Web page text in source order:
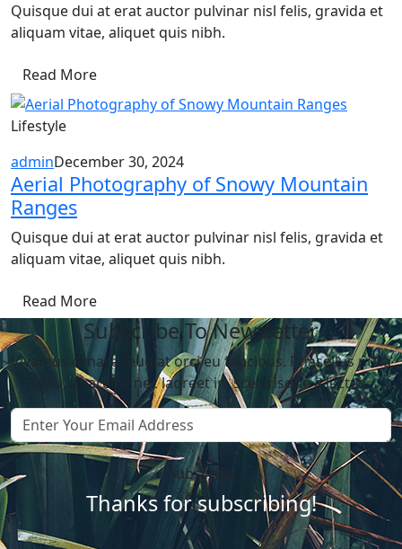
Quisque dui at erat auctor pulvinar nisl felis, gravida et
aliquam vitae, aliquet quis nibh.
Read More
Lifestyle
adminDecember 30, 2024
Aerial Photography of Snowy Mountain
Ranges
Quisque dui at erat auctor pulvinar nisl felis, gravida et
aliquam vitae, aliquet quis nibh.
Read More
Subscribe To Newsletter
Vivamus ornare feugiat orci eu faucibus. Phasellus nulla
arcu, pharetra nec laoreet in, scelerisque a lectus.
Subscribe
Thanks for subscribing!